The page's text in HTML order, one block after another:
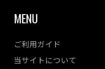
MENU
ご利用ガイド
当サイトについて